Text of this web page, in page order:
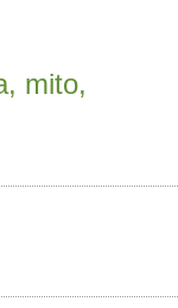
mito,